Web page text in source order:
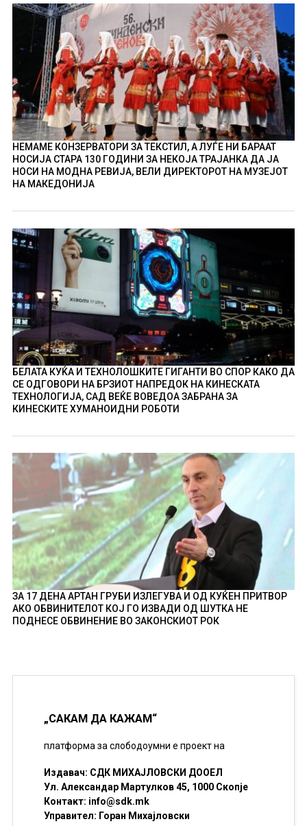
НЕМАМЕ КОНЗЕРВАТОРИ ЗА ТЕКСТИЛ, А ЛУЃЕ НИ БАРААТ
НОСИЈА СТАРА 130 ГОДИНИ ЗА НЕКОЈА ТРАЈАНКА ДА ЈА
НОСИ НА МОДНА РЕВИЈА, ВЕЛИ ДИРЕКТОРОТ НА МУЗЕЈОТ
НА МАКЕДОНИЈА
БЕЛАТА КУЌА И ТЕХНОЛОШКИТЕ ГИГАНТИ ВО СПОР КАКО ДА
СЕ ОДГОВОРИ НА БРЗИОТ НАПРЕДОК НА КИНЕСКАТА
ТЕХНОЛОГИЈА, САД ВЕЌЕ ВОВЕДОА ЗАБРАНА ЗА
КИНЕСКИТЕ ХУМАНОИДНИ РОБОТИ
ЗА 17 ДЕНА АРТАН ГРУБИ ИЗЛЕГУВА И ОД КУЌЕН ПРИТВОР
АКО ОБВИНИТЕЛОТ КОЈ ГО ИЗВАДИ ОД ШУТКА НЕ
ПОДНЕСЕ ОБВИНЕНИЕ ВО ЗАКОНСКИОТ РОК
„САКАМ ДА КАЖАМ“
платформа за слободоумни е проект на
Издавач: СДК МИХАЈЛОВСКИ ДООЕЛ
Ул. Александар Мартулков 45, 1000 Скопје
Контакт: info@sdk.mk
Управител: Горан Михајловски